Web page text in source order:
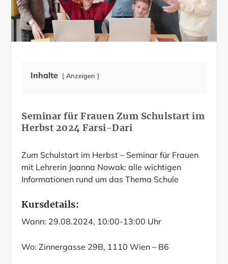
Inhalte Anzeigen
Seminar für Frauen Zum Schulstart im
Herbst 2024 Farsi-Dari
Zum Schulstart im Herbst – Seminar für Frauen
mit Lehrerin Joanna Nowak: alle wichtigen
Informationen rund um das Thema Schule
Kursdetails:
Wann: 29.08.2024, 10:00-13:00 Uhr
Wo: Zinnergasse 29B, 1110 Wien – B6